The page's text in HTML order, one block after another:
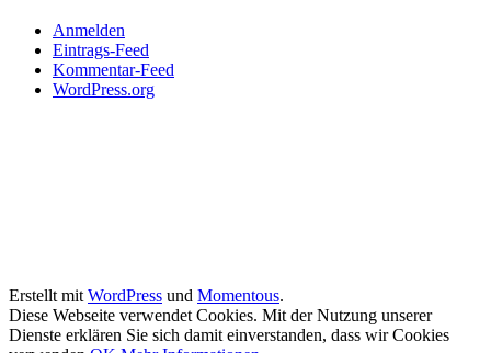
Anmelden
Eintrags-Feed
Kommentar-Feed
WordPress.org
Erstellt mit WordPress und Momentous.
Diese Webseite verwendet Cookies. Mit der Nutzung unserer
Dienste erklären Sie sich damit einverstanden, dass wir Cookies